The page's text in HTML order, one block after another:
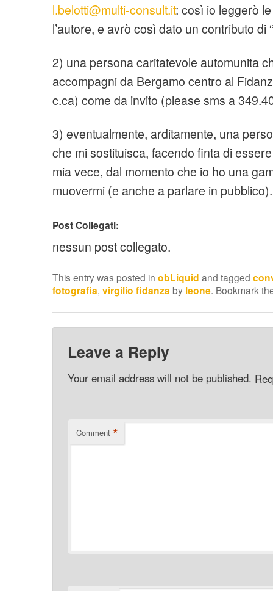
l.belotti@multi-consult.it: così io leggerò
l’autore, e avrò così dato un contributo di
2) una persona caritatevole automunita
accompagni da Bergamo centro al
c.ca) come da invito (please sms a
3) eventualmente, arditamente, una
che mi sostituisca, facendo finta di
mia vece, dal momento che io ho una
muovermi (e anche a parlare in pubblico).
Post Collegati:
nessun post collegato.
This entry was posted in obLiquid and tagged
fotografia, virgilio fidanza by leone. Bookmark
Leave a Reply
Your email address will not be published.
Comment *